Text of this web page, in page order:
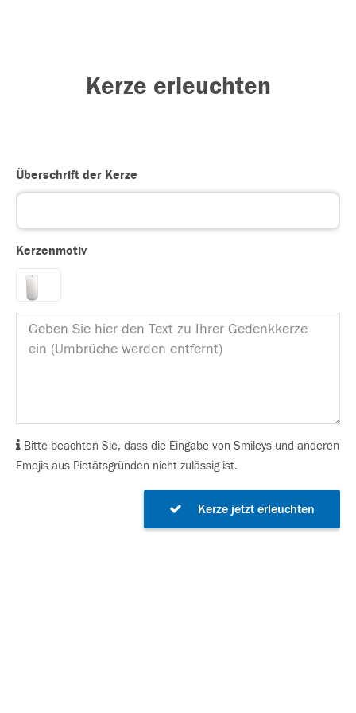
Kerze erleuchten
Überschrift der Kerze
Kerzenmotiv
Bitte beachten Sie, dass die Eingabe von Smileys und anderen
Emojis aus Pietätsgründen nicht zulässig ist.
Kerze jetzt erleuchten